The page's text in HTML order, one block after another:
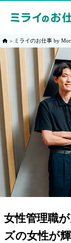
ミライのお仕事 by
女性管理職
ズの女性が